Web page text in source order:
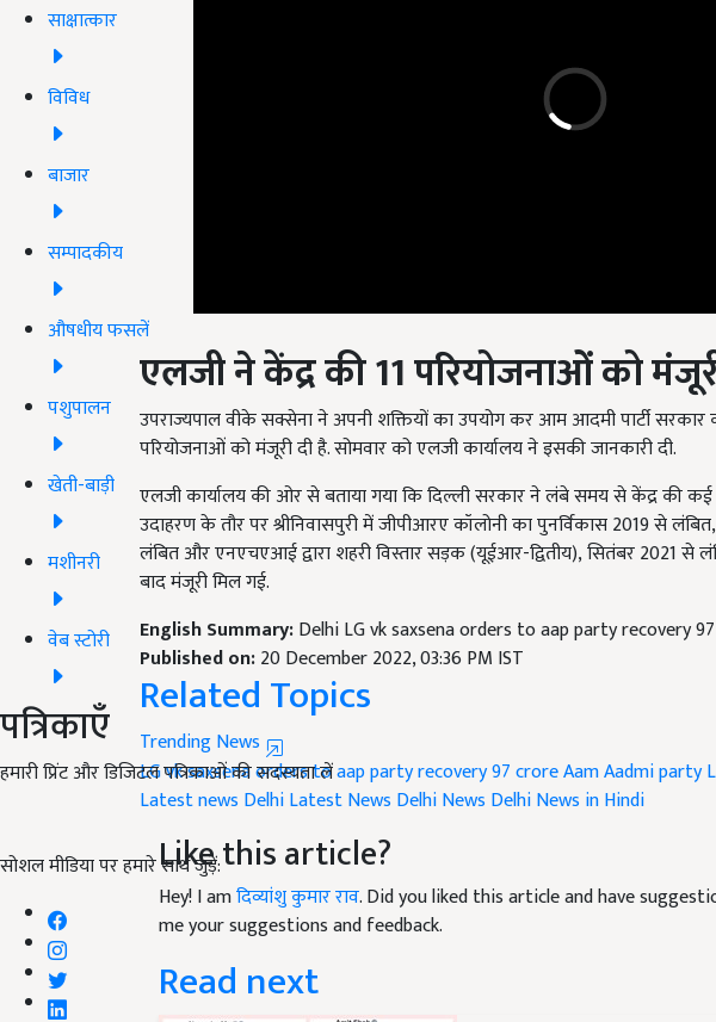
साक्षात्कार
विविध
बाजार
सम्पादकीय
औषधीय फसलें
पशुपालन
खेती-बाड़ी
मशीनरी
वेब स्टोरी
पत्रिकाएँ
हमारी प्रिंट और डिजिटल पत्रिकाओं की सदस्यता लें
सोशल मीडिया पर हमारे साथ जुड़ें:
एलजी ने केंद्र की11परियोजनाओं को
उपराज्यपाल वीके सक्सेना ने अपनी शक्तियों का उपयोग कर आम आदमी पार्टी सरकार
परियोजनाओं को मंजूरी दी है. सोमवार को एलजी कार्यालय ने इसकी जानकारी दी.
एलजी कार्यालय की ओर से बताया गया कि दिल्ली सरकार ने लंबे समय से केंद्र की कई
उदाहरण के तौर पर श्रीनिवासपुरी में जीपीआरए कॉलोनी का पुनर्विकास 2019से लंबित
लंबित और एनएचएआई द्वारा शहरी विस्तार सड़क (यूईआर-द्वितीय), सितंबर 2021से
बाद मंजूरी मिल गई.
English Summary:
Published on:20 December 2022, 03:36 PM IST
Related Topics
Trending News
LG vk saxsena orders to aap party recovery 97 crore
Latest newsDelhi Latest NewsDelhi NewsDelhi News in Hindi
Like this article?
Hey! I amदिव्यांशु कुमार राव. Did you liked this article and have
me your suggestions and feedback.
Read next